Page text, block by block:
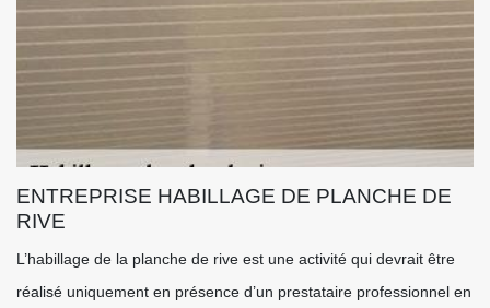
ENTREPRISE HABILLAGE DE PLANCHE DE
RIVE
L’habillage de la planche de rive est une activité qui devrait être
réalisé uniquement en présence d’un prestataire professionnel en